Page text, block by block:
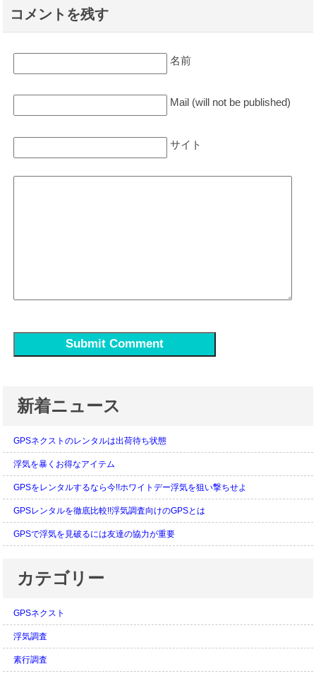
コメントを残す
名前
Mail (will not be published)
サイト
新着ニュース
GPSネクストのレンタルは出荷待ち状態
浮気を暴くお得なアイテム
GPSをレンタルするなら今!!ホワイトデー浮気を狙い撃ちせよ
GPSレンタルを徹底比較!!浮気調査向けのGPSとは
GPSで浮気を見破るには友達の協力が重要
カテゴリー
GPSネクスト
浮気調査
素行調査